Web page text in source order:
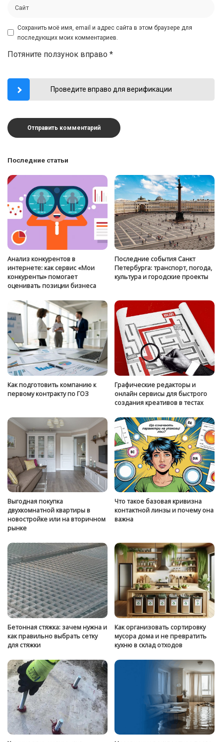
Сохранить моё имя, email и адрес сайта в этом браузере для
последующих моих комментариев.
Потяните ползунок вправо *
Проведите вправо для верификации
Последние статьи
Анализ конкурентов в
интернете: как сервис «Мои
конкуренты» помогает
оценивать позиции бизнеса
Последние события Санкт
Петербурга: транспорт, погода,
культура и городские проекты
Как подготовить компанию к
первому контракту по ГОЗ
Графические редакторы и
онлайн сервисы для быстрого
создания креативов в тестах
Выгодная покупка
двухкомнатной квартиры в
новостройке или на вторичном
рынке
Что такое базовая кривизна
контактной линзы и почему она
важна
Бетонная стяжка: зачем нужна и
как правильно выбрать сетку
для стяжки
Как организовать сортировку
мусора дома и не превратить
кухню в склад отходов